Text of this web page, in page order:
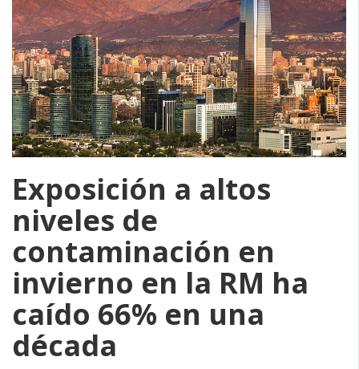
Exposición a altos
niveles de
contaminación en
invierno en la RM ha
caído 66% en una
década